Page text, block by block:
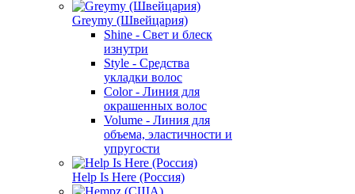
Greymy (Швейцария)
Shine - Свет и блеск
изнутри
Style - Средства
укладки волос
Color - Линия для
окрашенных волос
Volume - Линия для
объема, эластичности и
упругости
Help Is Here (Россия)